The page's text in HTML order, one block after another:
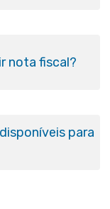
nota fiscal?
para